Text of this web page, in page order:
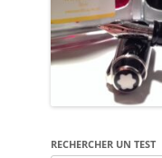
RECHERCHER UN TEST